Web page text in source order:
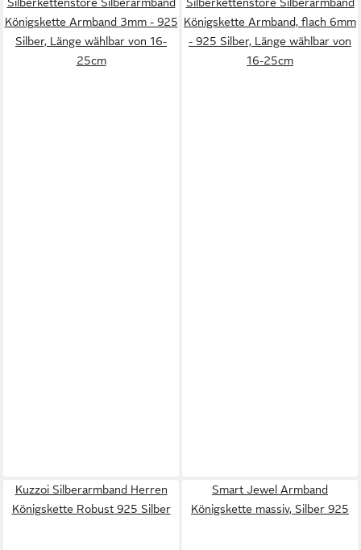
Königskette Armband 3mm - 925
Silber, Länge wählbar von 16-
25cm
Königskette Armband, flach 6mm
- 925 Silber, Länge wählbar von
16-25cm
Kuzzoi Silberarmband Herren
Königskette Robust 925 Silber
Smart Jewel Armband
Königskette massiv, Silber 925